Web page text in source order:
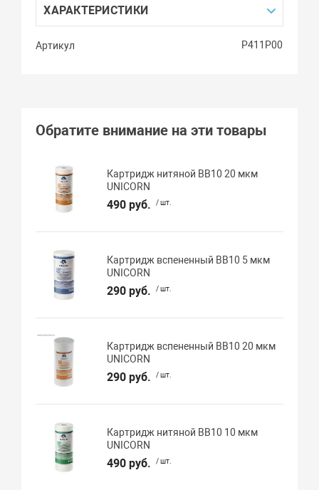
ХАРАКТЕРИСТИКИ
Артикул Р411Р00
Обратите внимание на эти товары
Картридж нитяной BB10 20 мкм
UNICORN
490 руб. / шт.
Картридж вспененный BB10 5 мкм
UNICORN
290 руб. / шт.
Картридж вспененный BB10 20 мкм
UNICORN
290 руб. / шт.
Картридж нитяной BB10 10 мкм
UNICORN
490 руб. / шт.